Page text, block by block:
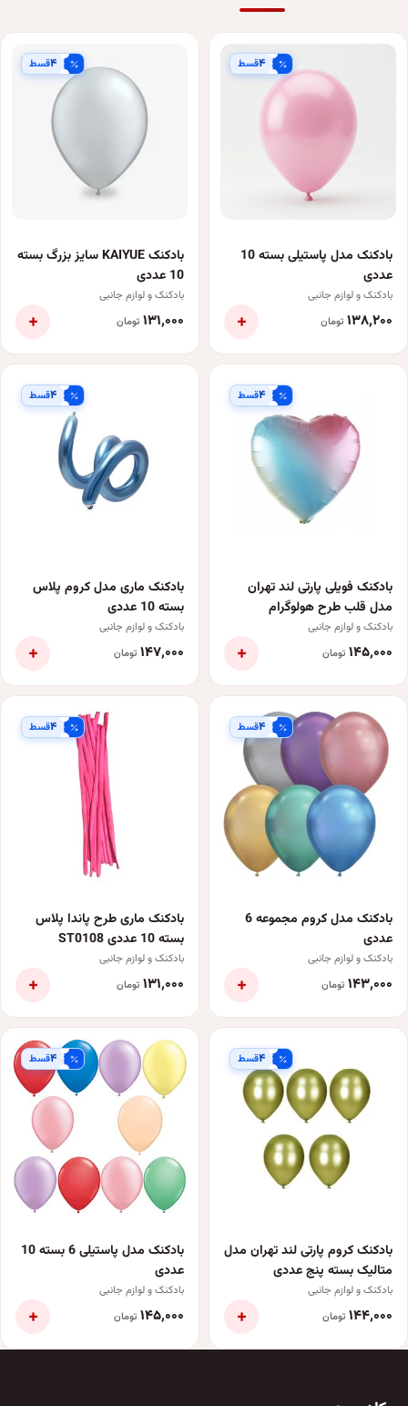
۴قسط
بادکنک مدل پاستیلی بسته 10
عددی
بادکنک و لوازم جانبی
۱۳۸٬۲۰۰ تومان +
۴قسط
بادکنک KAIYUE سایز بزرگ بسته
10 عددی
بادکنک و لوازم جانبی
۱۳۱٬۰۰۰ تومان +
۴قسط
بادکنک فویلی پارتی لند تهران
مدل قلب طرح هولوگرام
بادکنک و لوازم جانبی
۱۴۵٬۰۰۰ تومان +
۴قسط
بادکنک ماری مدل کروم پلاس
بسته 10 عددی
بادکنک و لوازم جانبی
۱۴۷٬۰۰۰ تومان +
۴قسط
بادکنک مدل کروم مجموعه 6
عددی
بادکنک و لوازم جانبی
۱۴۳٬۰۰۰ تومان +
۴قسط
بادکنک ماری طرح پاندا پلاس
بسته 10 عددی ST0108
بادکنک و لوازم جانبی
۱۳۱٬۰۰۰ تومان +
۴قسط
بادکنک کروم پارتی لند تهران مدل
متالیک بسته پنج عددی
بادکنک و لوازم جانبی
۱۴۴٬۰۰۰ تومان +
۴قسط
بادکنک مدل پاستیلی 6 بسته 10
عددی
بادکنک و لوازم جانبی
۱۴۵٬۰۰۰ تومان +